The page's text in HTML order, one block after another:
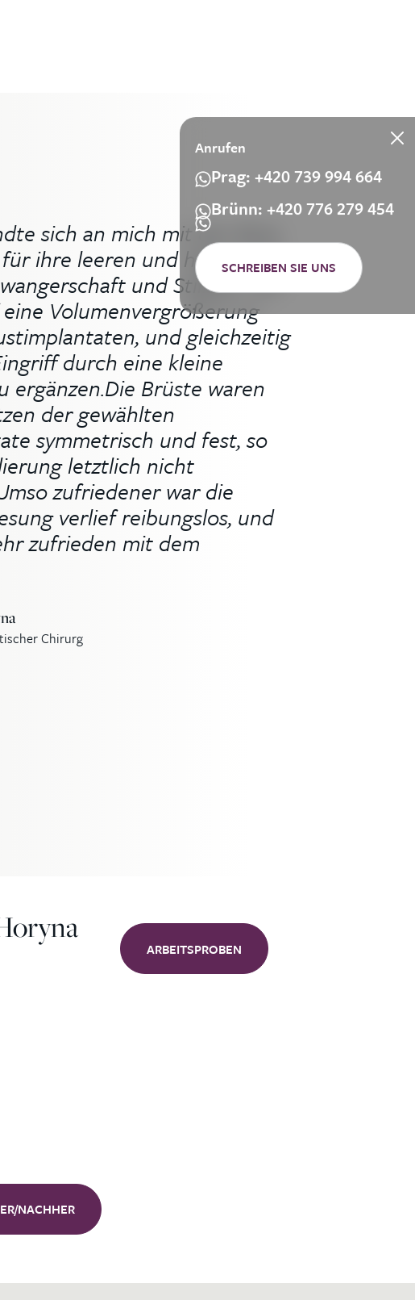
sich an mich mit der Bitte
ihre leeren und hängenden
und Stillzeit. Wir
Volumenvergrößerung
und gleichzeitig
durch eine kleine
ergänzen.Die Brüste waren
der gewählten
symmetrisch und fest, so
letztlich nicht
zufriedener war die
verlief reibungslos, und
zufrieden mit dem
Chirurg
ARBEITSPROBEN
NACHHER
Anrufen
Prag: +420 739 994 664
Brünn: +420 776 279 454
SCHREIBEN SIE UNS